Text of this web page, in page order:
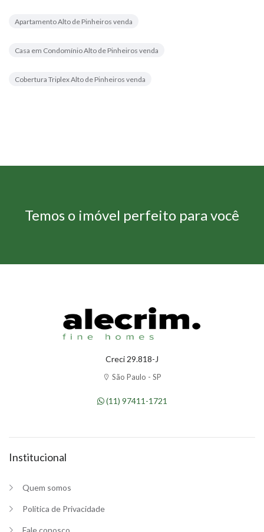
Apartamento Alto de Pinheiros venda
Casa em Condomínio Alto de Pinheiros venda
Cobertura Triplex Alto de Pinheiros venda
Temos o imóvel perfeito para você
Creci 29.818-J
São Paulo - SP
(11) 97411-1721
Institucional
Quem somos
Política de Privacidade
Fale conosco